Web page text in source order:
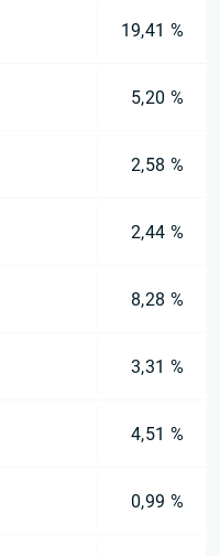
19,41 %
5,20 %
2,58 %
2,44 %
8,28 %
3,31 %
4,51 %
0,99 %